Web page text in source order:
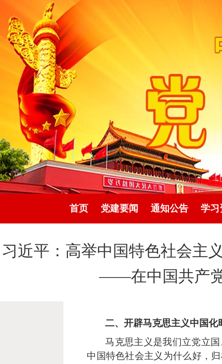
首页 党建要闻 通知公告 学习
习近平：高举中国特色社会主
——在中国共产
二、开辟马克思主义中国化
马克思主义是我们立党立
中国特色社会主义为什么好，